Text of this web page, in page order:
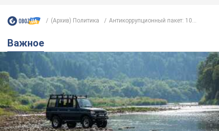
(Архив) Политика Антикоррупционный пакет: 10...
Важное